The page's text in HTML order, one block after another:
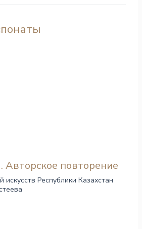
Авторское повторение
Республики Казахстан